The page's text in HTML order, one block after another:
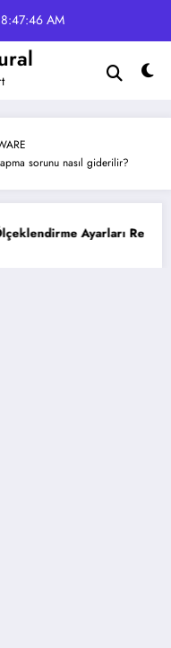
8:47:47 AM
sorunu nasıl giderilir?
Rehberi Google